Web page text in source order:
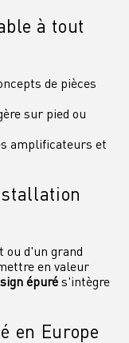
à tout
de pièces
sur pied ou
amplificateurs et
ou d'un grand
en valeur
épurés'intègre
en Europe